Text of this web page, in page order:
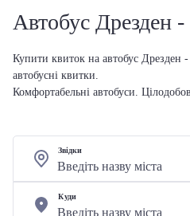
Автобус Дрезден
Купити квиток на автобус Дрезден
автобусні квитки.
Комфортабельні автобуси.
Звідки
Куди